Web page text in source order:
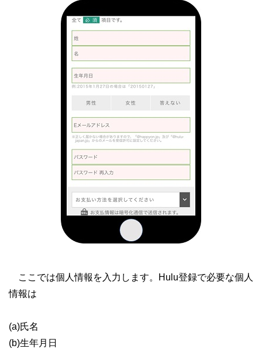
ここでは個人情報を入力します。Hulu登録で必要な個人
情報は
(a)氏名
(b)生年月日